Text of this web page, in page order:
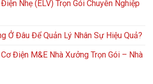
Nhẹ (ELV) Trọn Gói Chuyên Nghiệp
Ở Đâu Để Quản Lý Nhân Sự Hiệu Quả?
Điện M&E Nhà Xưởng Trọn Gói – Nhà